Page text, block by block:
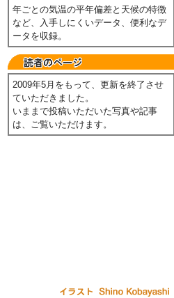
年ごとの気温の平年偏差と天候の特徴
など、入手しにくいデータ、便利なデ
ータを収録。
2009年5月をもって、更新を終了させ
ていただきました。
いままで投稿いただいた写真や記事
は、ご覧いただけます。